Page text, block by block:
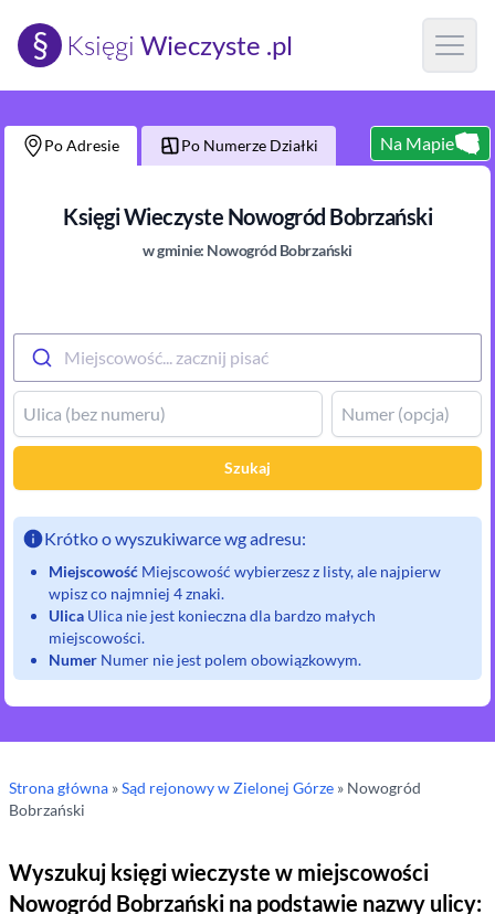
§ Księgi Wieczyste .pl Open
Po Adresie Po Numerze Działki Na Mapie
Księgi Wieczyste Nowogród Bobrzański
w gminie: Nowogród Bobrzański
Miejscowość... zacznij pisać
Szukaj
Krótko o wyszukiwarce wg adresu:
Miejscowość Miejscowość wybierzesz z listy, ale najpierw
wpisz co najmniej 4 znaki.
Ulica Ulica nie jest konieczna dla bardzo małych
miejscowości.
Numer Numer nie jest polem obowiązkowym.
Strona główna »Sąd rejonowyw Zielonej Górze » Nowogród
Bobrzański
Wyszukuj księgi wieczyste w miejscowości
Nowogród Bobrzański na podstawie nazwy ulicy: